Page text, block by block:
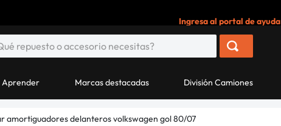
Ingresa al portal de ayuda
Aprender Marcas destacadas División Camiones
amortiguadores delanteros volkswagen gol 80/07